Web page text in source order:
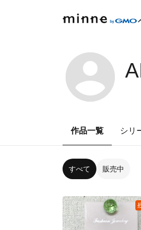
作品一覧 シリ
すべて 販売中